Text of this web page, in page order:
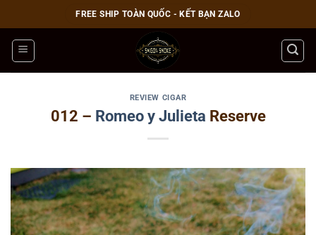
qua
nội
dung
FREE SHIP TOÀN QUỐC - KẾT BẠN ZALO
REVIEW CIGAR
012 – Romeo y Julieta Reserve